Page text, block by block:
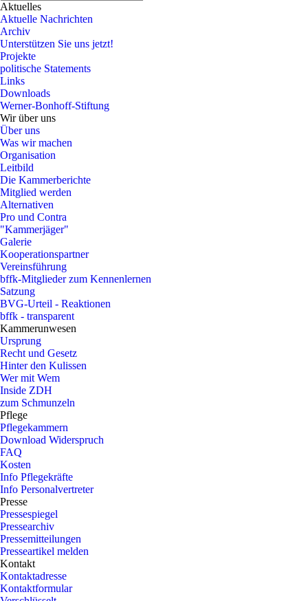
Aktuelles
Aktuelle Nachrichten
Archiv
Unterstützen Sie uns jetzt!
Projekte
politische Statements
Links
Downloads
Werner-Bonhoff-Stiftung
Wir über uns
Über uns
Was wir machen
Organisation
Leitbild
Die Kammerberichte
Mitglied werden
Alternativen
Pro und Contra
"Kammerjäger"
Galerie
Kooperationspartner
Vereinsführung
bffk-Mitglieder zum Kennenlernen
Satzung
BVG-Urteil - Reaktionen
bffk - transparent
Kammerunwesen
Ursprung
Recht und Gesetz
Hinter den Kulissen
Wer mit Wem
Inside ZDH
zum Schmunzeln
Pflege
Pflegekammern
Download Widerspruch
FAQ
Kosten
Info Pflegekräfte
Info Personalvertreter
Presse
Pressespiegel
Pressearchiv
Pressemitteilungen
Presseartikel melden
Kontakt
Kontaktadresse
Kontaktformular